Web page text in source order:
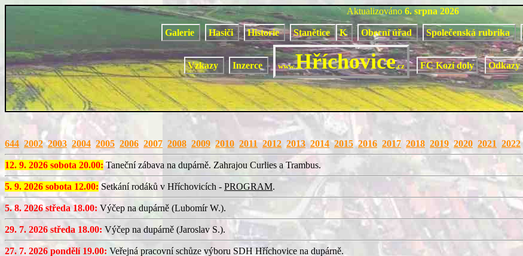
Aktualizováno 6. srpna 2026
Galerie Hasiči Historie Stanětice K Obecní úřad Společenská rubrika
Vzkazy Inzerce www.Hříchovice.cz FC Kozí doly Odkazy
644 2002 2003 2004 2005 2006 2007 2008 2009 2010 2011 2012 2013 2014 2015 2016 2017 2018 2019 2020 2021 2022
12. 9. 2026 sobota 20.00:Taneční zábava na dupárně. Zahrajou Curlies a Trambus.
5. 9. 2026 sobota 12.00: Setkání rodáků v Hříchovicích - PROGRAM.
5. 8. 2026 středa 18.00: Výčep na dupárně (Lubomír W.).
29. 7. 2026 středa 18.00: Výčep na dupárně (Jaroslav S.).
27. 7. 2026 pondělí 19.00: Veřejná pracovní schůze výboru SDH Hříchovice na dupárně.